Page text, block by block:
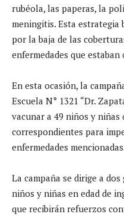
rubéola, las paperas, la
meningitis. Esta estrategia
por la baja de las
enfermedades que
En esta ocasión, la
Escuela N° 1321 “Dr.
vacunar a 49 niños y niñas
correspondientes para
enfermedades
La campaña se dirige a
niños y niñas en edad de
que recibirán refuerzos